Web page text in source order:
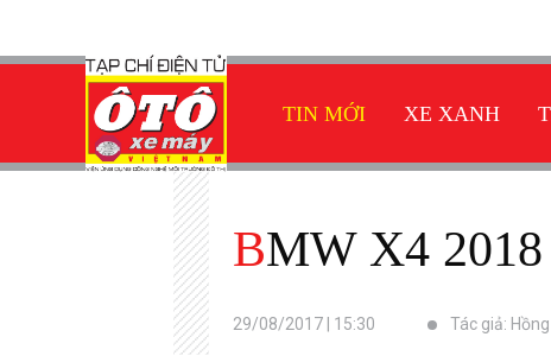
TIN MỚI XE XANH
BMW X4
29/08/2017 | 15:30 Tác giả: